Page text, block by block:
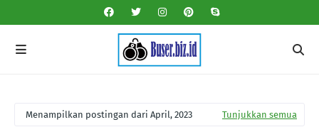
Menampilkan postingan dari April, 2023 Tunjukkan semua